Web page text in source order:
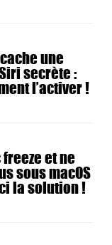
une
secrète :
l’activer !
et ne
sous macOS
la solution !